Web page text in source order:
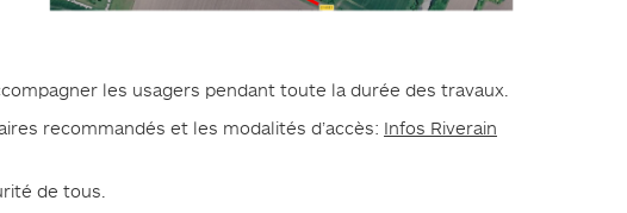
les usagers pendant toute la durée des travaux.
recommandés et les modalités d’accès: Infos Riverain
de tous.